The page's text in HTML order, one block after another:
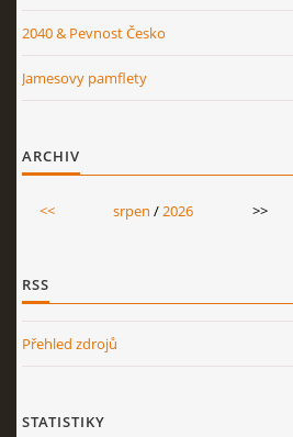
2040 & Pevnost Česko
Jamesovy pamflety
ARCHIV
<< srpen /2026 >>
RSS
Přehled zdrojů
STATISTIKY